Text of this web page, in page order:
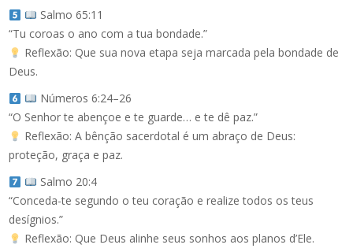
Salmo 65:11
“Tu coroas o ano com a tua bondade.”
Reflexão: Que sua nova etapa seja marcada pela bondade de
Deus.
Números 6:24–26
“O Senhor te abençoe e te guarde… e te dê paz.”
Reflexão: A bênção sacerdotal é um abraço de Deus:
proteção, graça e paz.
Salmo 20:4
“Conceda-te segundo o teu coração e realize todos os teus
desígnios.”
Reflexão: Que Deus alinhe seus sonhos aos planos d’Ele.